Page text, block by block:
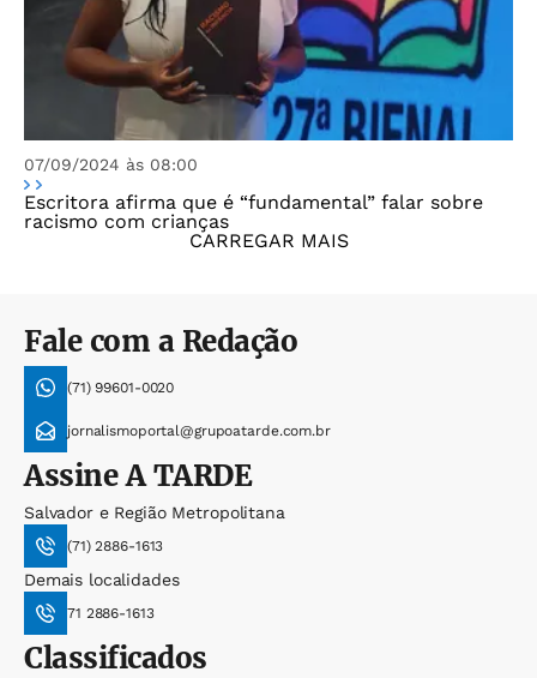
07/09/2024 às 08:00
Escritora afirma que é “fundamental” falar sobre
racismo com crianças
CARREGAR MAIS
Fale com a Redação
(71) 99601-0020
jornalismoportal@grupoatarde.com.br
AssineA TARDE
Salvador e Região Metropolitana
(71) 2886-1613
Demais localidades
71 2886-1613
Classificados